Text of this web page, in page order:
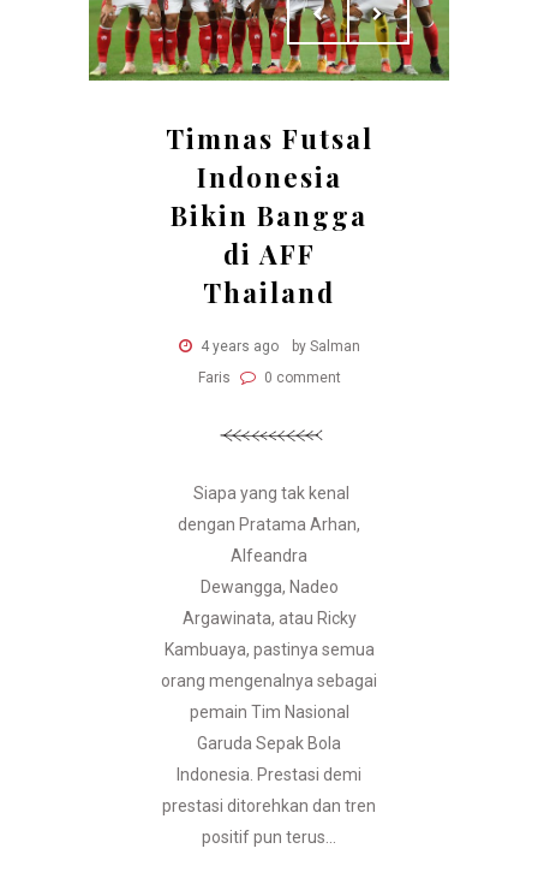
Timnas Futsal
Indonesia
Bikin Bangga
di AFF
Thailand
4 years ago
by Salman
Faris
0 comment
Siapa yang tak kenal
dengan Pratama Arhan,
Alfeandra
Dewangga, Nadeo
Argawinata, atau Ricky
Kambuaya, pastinya semua
orang mengenalnya sebagai
pemain Tim Nasional
Garuda Sepak Bola
Indonesia. Prestasi demi
prestasi ditorehkan dan tren
positif pun terus...